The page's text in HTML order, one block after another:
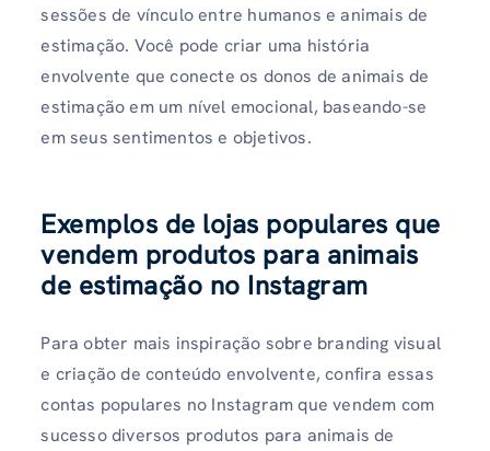
sessões de vínculo entre humanos e animais de
estimação. Você pode criar uma história
envolvente que conecte os donos de animais de
estimação em um nível emocional, baseando-se
em seus sentimentos e objetivos.
Exemplos de lojas populares que
vendem produtos para animais
de estimação no Instagram
Para obter mais inspiração sobre branding visual
e criação de conteúdo envolvente, confira essas
contas populares no Instagram que vendem com
sucesso diversos produtos para animais de